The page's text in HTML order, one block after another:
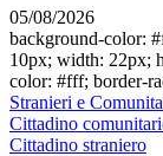
05/08/2026
background-color:
10px; width: 22px;
color: #fff; border-
Stranieri e
Cittadino
Cittadino straniero